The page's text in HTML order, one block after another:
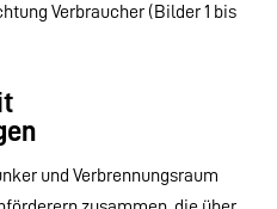
Verbraucher (Bilder 1 bis
und Verbrennungsraum